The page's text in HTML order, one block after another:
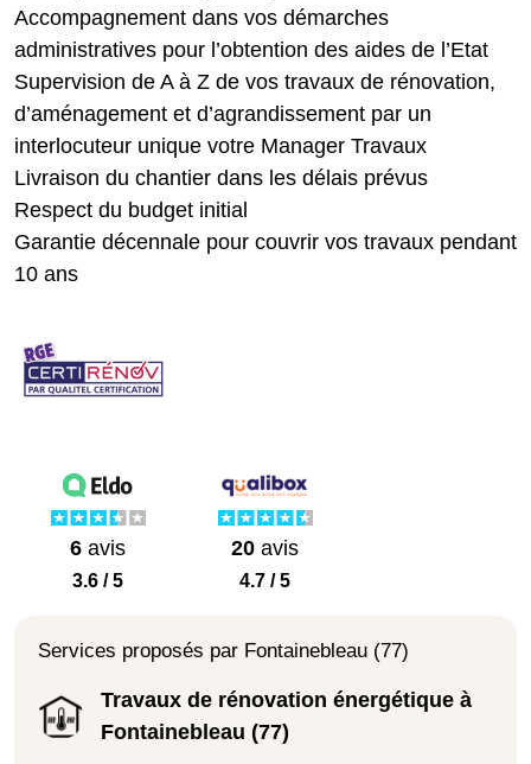
Accompagnement dans vos démarches
administratives pour l’obtention des aides de l’Etat
Supervision de A à Z de vos travaux de rénovation,
d’aménagement et d’agrandissement par un
interlocuteur unique votre Manager Travaux
Livraison du chantier dans les délais prévus
Respect du budget initial
Garantie décennale pour couvrir vos travaux pendant
10 ans
6 avis
3.6 / 5
20 avis
4.7 / 5
Services proposés par Fontainebleau (77)
Travaux de rénovation énergétique à
Fontainebleau (77)